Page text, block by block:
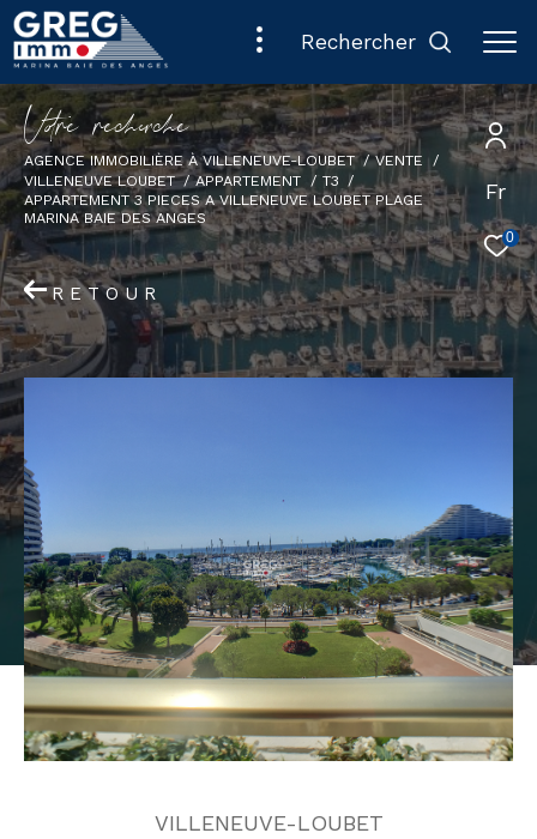
Fr
0
rechercher
Vore recece
AGENCE IMMOBILIÈRE À VILLENEUVE-LOUBET
VENTE
VILLENEUVE LOUBET
APPARTEMENT
T3
APPARTEMENT 3 PIECES A VILLENEUVE LOUBET PLAGE
MARINA BAIE DES ANGES
RETOUR
VILLENEUVE-LOUBET